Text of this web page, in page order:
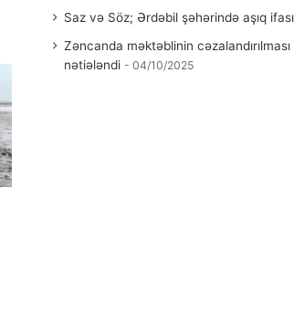
Saz və Söz; Ərdəbil şəhərində aşıq ifası
Zəncanda məktəblinin
nətiələndi
04/10/2025